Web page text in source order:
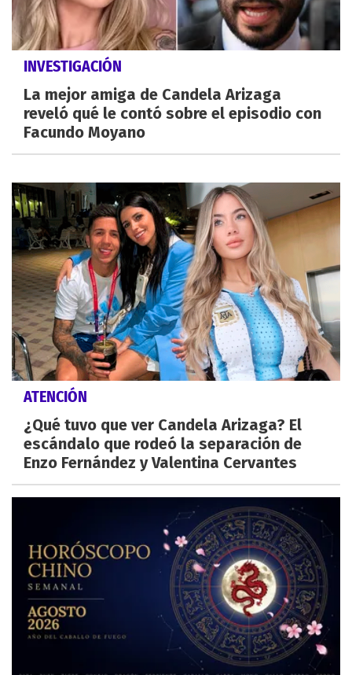
INVESTIGACIÓN
La mejor amiga de Candela Arizaga
reveló qué le contó sobre el episodio con
Facundo Moyano
ATENCIÓN
¿Qué tuvo que ver Candela Arizaga? El
escándalo que rodeó la separación de
Enzo Fernández y Valentina Cervantes